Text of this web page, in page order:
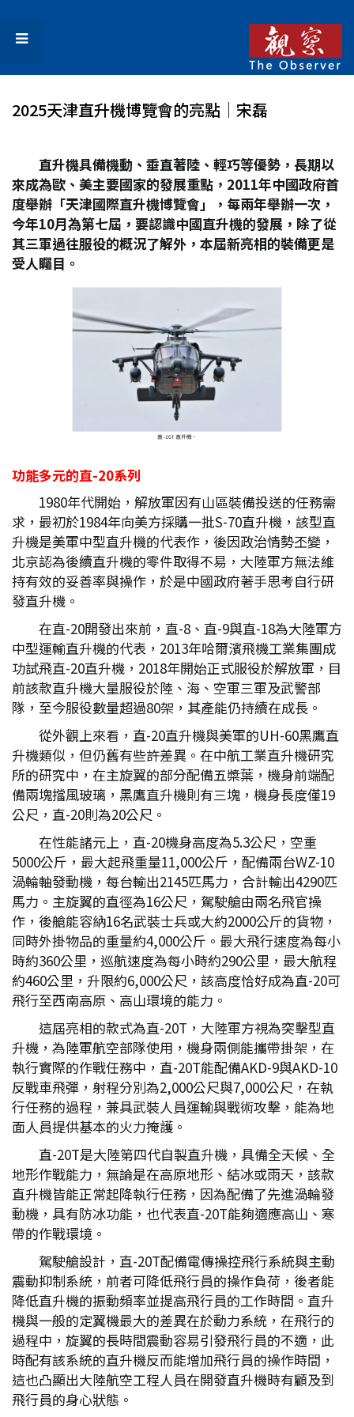
2025天津直升機博覽會的亮點│宋磊
直升機具備機動、垂直著陸、輕巧等優勢，長期以
來成為歐、美主要國家的發展重點，2011年中國政府首
度舉辦「天津國際直升機博覽會」，每兩年舉辦一次，
今年10月為第七屆，要認識中國直升機的發展，除了從
其三軍過往服役的概況了解外，本屆新亮相的裝備更是
受人矚目。
功能多元的直-20系列
1980年代開始，解放軍因有山區裝備投送的任務需
求，最初於1984年向美方採購一批S-70直升機，該型直
升機是美軍中型直升機的代表作，後因政治情勢丕變，
北京認為後續直升機的零件取得不易，大陸軍方無法維
持有效的妥善率與操作，於是中國政府著手思考自行研
發直升機。
在直-20開發出來前，直-8、直-9與直-18為大陸軍方
中型運輸直升機的代表，2013年哈爾濱飛機工業集團成
功試飛直-20直升機，2018年開始正式服役於解放軍，目
前該款直升機大量服役於陸、海、空軍三軍及武警部
隊，至今服役數量超過80架，其產能仍持續在成長。
從外觀上來看，直-20直升機與美軍的UH-60黑鷹直
升機類似，但仍舊有些許差異。在中航工業直升機研究
所的研究中，在主旋翼的部分配備五槳葉，機身前端配
備兩塊擋風玻璃，黑鷹直升機則有三塊，機身長度僅19
公尺，直-20則為20公尺。
在性能諸元上，直-20機身高度為5.3公尺，空重
5000公斤，最大起飛重量11,000公斤，配備兩台WZ-10
渦輪軸發動機，每台輸出2145匹馬力，合計輸出4290匹
馬力。主旋翼的直徑為16公尺，駕駛艙由兩名飛官操
作，後艙能容納16名武裝士兵或大約2000公斤的貨物，
同時外掛物品的重量約4,000公斤。最大飛行速度為每小
時約360公里，巡航速度為每小時約290公里，最大航程
約460公里，升限約6,000公尺，該高度恰好成為直-20可
飛行至西南高原、高山環境的能力。
這屆亮相的款式為直-20T，大陸軍方視為突擊型直
升機，為陸軍航空部隊使用，機身兩側能攜帶掛架，在
執行實際的作戰任務中，直-20T能配備AKD-9與AKD-10
反戰車飛彈，射程分別為2,000公尺與7,000公尺，在執
行任務的過程，兼具武裝人員運輸與戰術攻擊，能為地
面人員提供基本的火力掩護。
直-20T是大陸第四代自製直升機，具備全天候、全
地形作戰能力，無論是在高原地形、結冰或雨天，該款
直升機皆能正常起降執行任務，因為配備了先進渦輪發
動機，具有防冰功能，也代表直-20T能夠適應高山、寒
帶的作戰環境。
駕駛艙設計，直-20T配備電傳操控飛行系統與主動
震動抑制系統，前者可降低飛行員的操作負荷，後者能
降低直升機的振動頻率並提高飛行員的工作時間。直升
機與一般的定翼機最大的差異在於動力系統，在飛行的
過程中，旋翼的長時間震動容易引發飛行員的不適，此
時配有該系統的直升機反而能增加飛行員的操作時間，
這也凸顯出大陸航空工程人員在開發直升機時有顧及到
飛行員的身心狀態。